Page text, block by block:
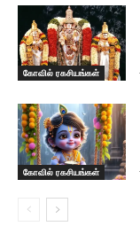
கோவில் ரகசியங்கள்
கோவில் ரகசியங்கள்